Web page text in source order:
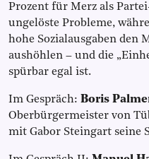
Prozent für Merz als
ungelöste Probleme,
hohe Sozialausgaben den
aushöhlen – und die
spürbar egal ist.
Im Gespräch: Boris
Oberbürgermeister von
mit Gabor Steingart seine